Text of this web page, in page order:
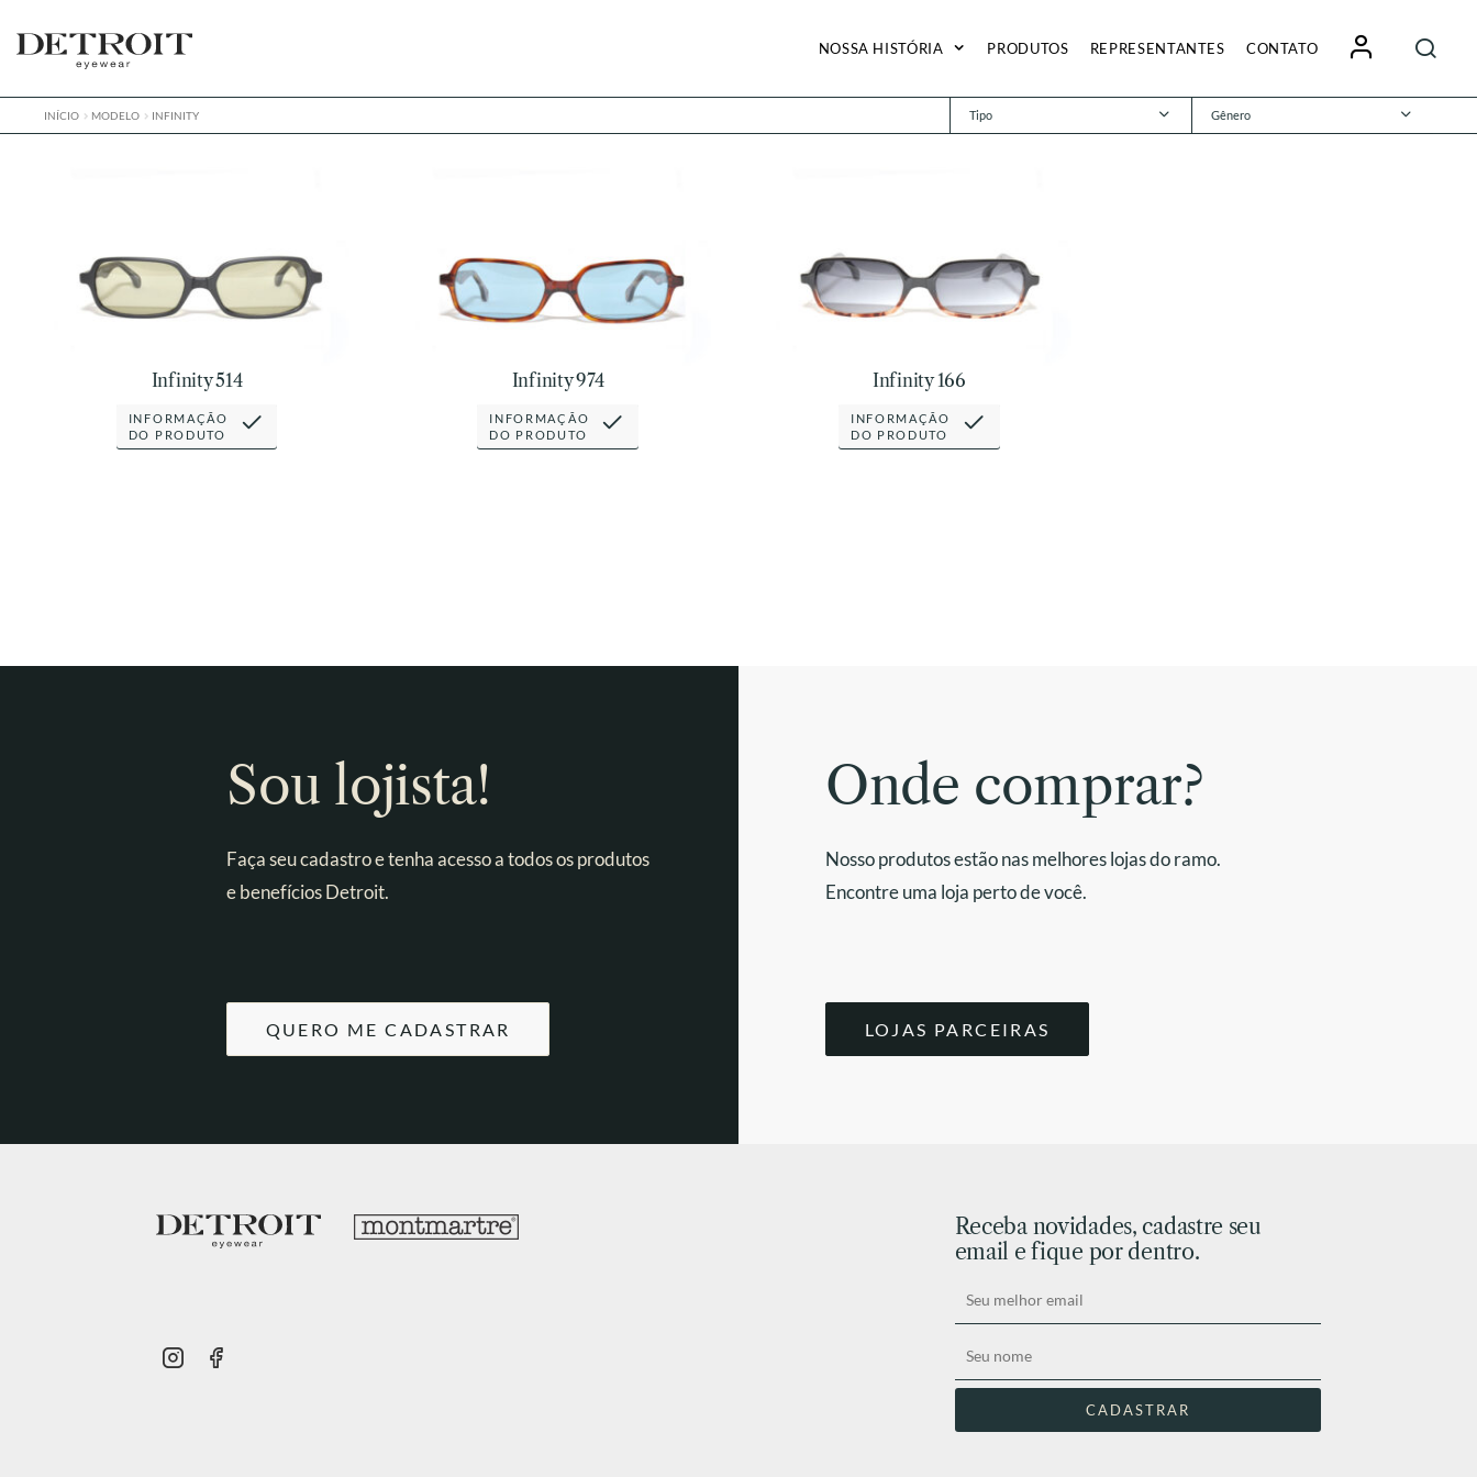
navegação
o
conteúdo
NOSSA HISTÓRIA PRODUTOS REPRESENTANTES CONTATO
por:
INÍCIO MODELO INFINITY
Infinity 514
INFORMAÇÃO
DO PRODUTO
Infinity 974
INFORMAÇÃO
DO PRODUTO
Infinity 166
INFORMAÇÃO
DO PRODUTO
Gênero
Tipo
Sou lojista!
Faça seu cadastro e tenha acesso a todos os produtos
e benefícios Detroit.
QUERO ME CADASTRAR
Onde comprar?
Nosso produtos estão nas melhores lojas do ramo.
Encontre uma loja perto de você.
LOJAS PARCEIRAS
Receba novidades, cadastre seu
email e fique por dentro.